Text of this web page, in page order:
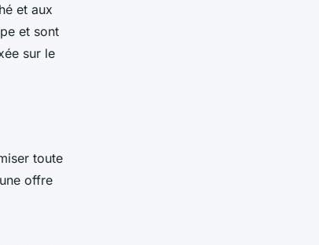
et aux
et sont
sur le
toute
offre